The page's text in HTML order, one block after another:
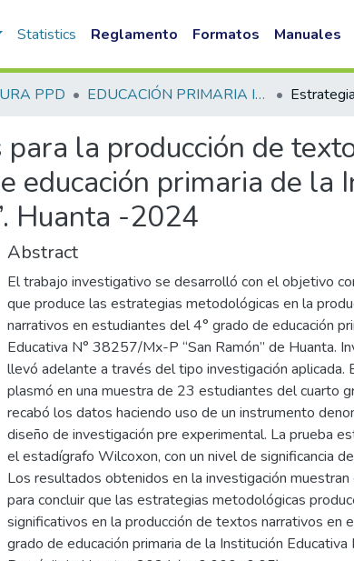
Statistics Reglamento Formatos Manuales
PPD EDUCACIÓN PRIMARIA INTERCULTURAL BILINGUE PPD
la producción de
educación primaria de la
Huanta -2024
Abstract
El trabajo investigativo se desarrolló con el objetivo
que produce las estrategias metodológicas en la
narrativos en estudiantes del 4° grado de educación
Educativa N° 38257/Mx-P “San Ramón” de Huanta.
llevó adelante a través del tipo investigación aplicada.
plasmó en una muestra de 23 estudiantes del cuarto
recabó los datos haciendo uso de un instrumento
diseño de investigación pre experimental. La prueba
el estadígrafo Wilcoxon, con un nivel de significancia
Los resultados obtenidos en la investigación
para concluir que las estrategias metodológicas
significativos en la producción de textos narrativos en
grado de educación primaria de la Institución